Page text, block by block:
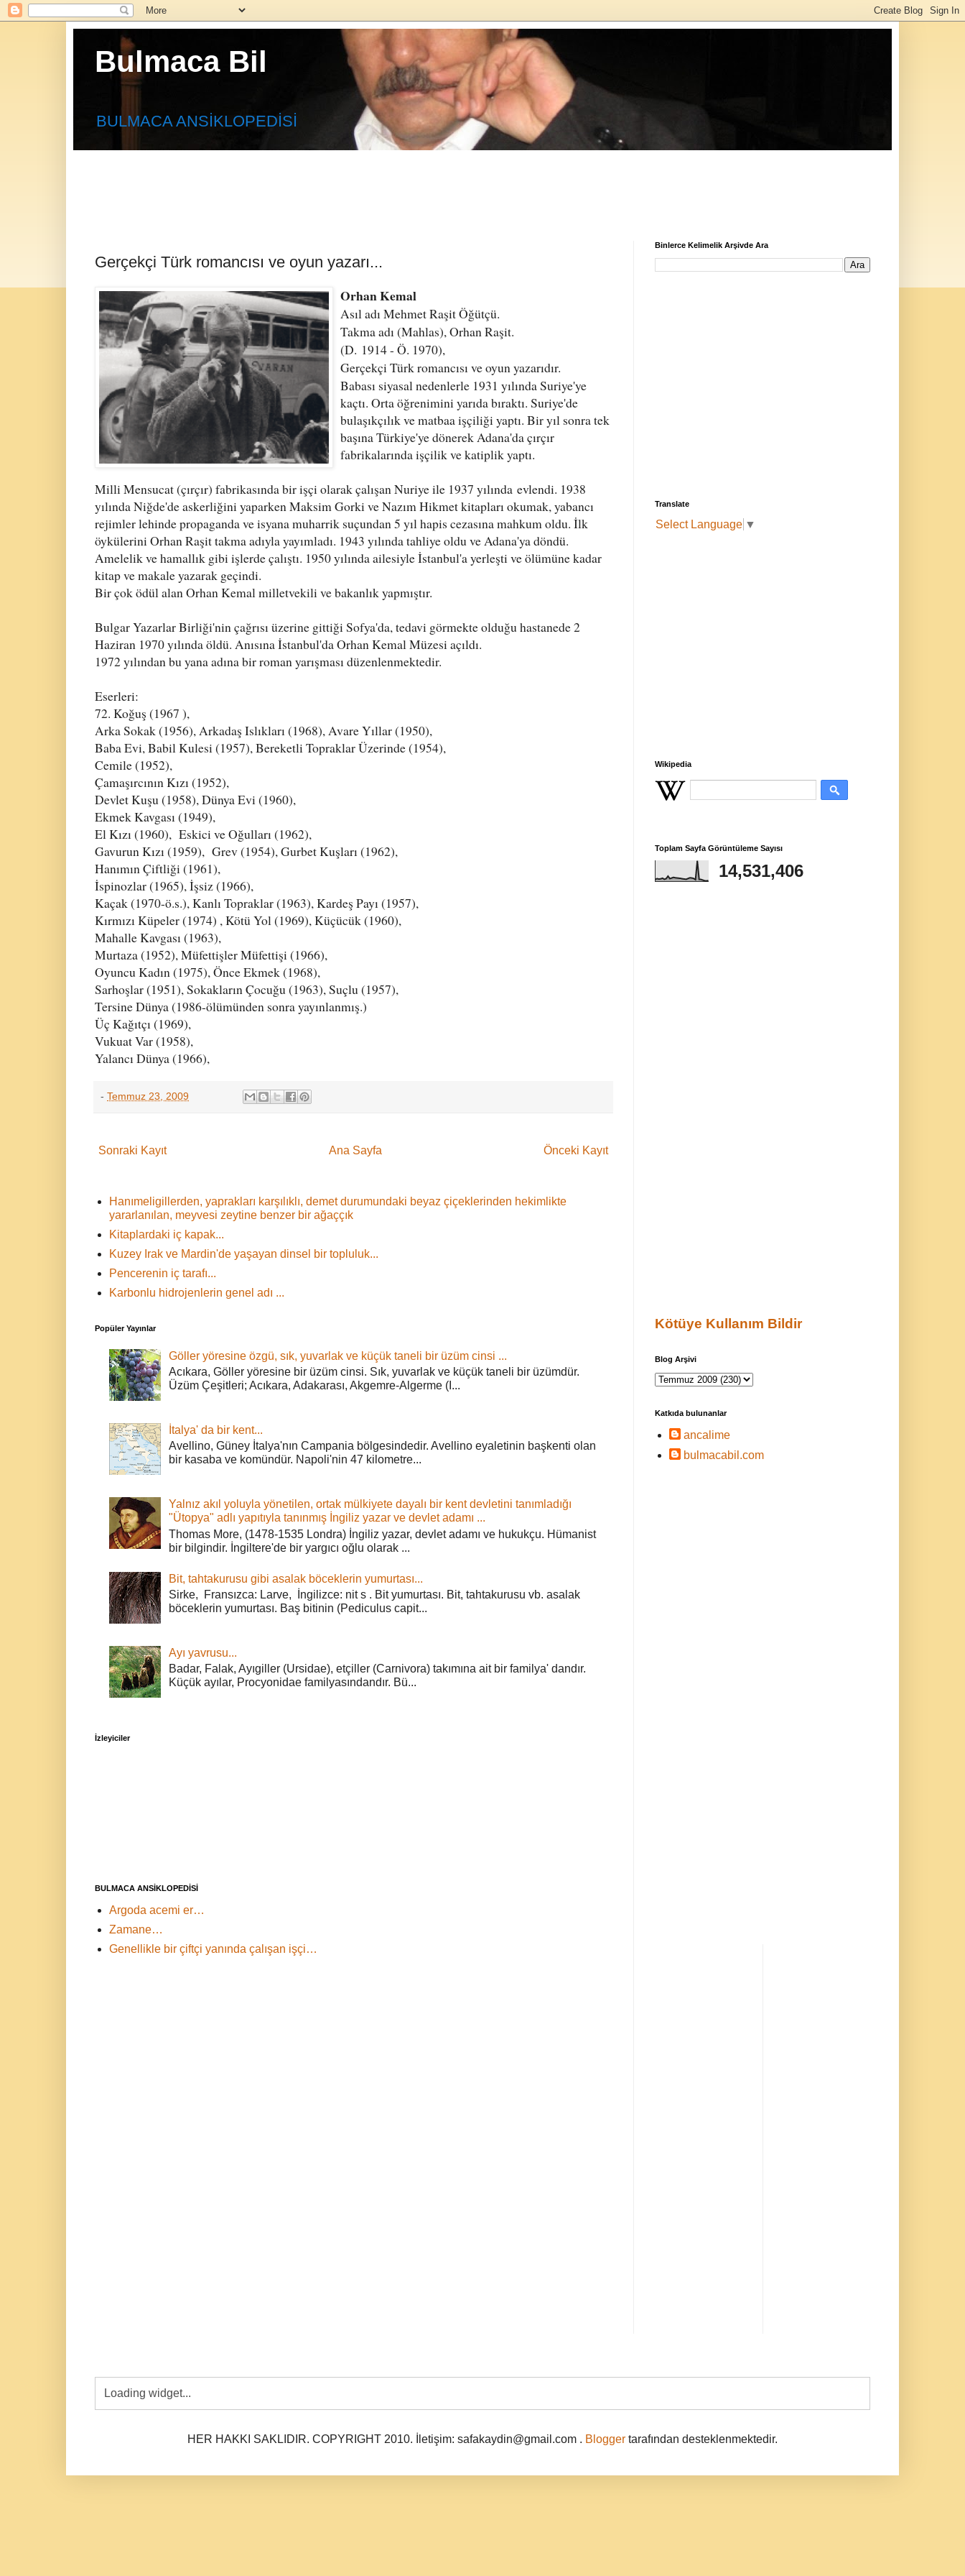
Bulmaca Bil
BULMACA ANSİKLOPEDİSİ
Gerçekçi Türk romancısı ve oyun yazarı...
Orhan Kemal
Asıl adıMehmet Raşit Öğütçü.
Takma adı (Mahlas), Orhan Raşit.
(D. 1914 - Ö. 1970),
Gerçekçi Türk romancısı ve oyun yazarıdır.
Babası siyasal nedenlerle 1931 yılında Suriye'ye
kaçtı. Orta öğrenimini yarıda bıraktı. Suriye'de
bulaşıkçılık ve matbaa işçiliği yaptı. Bir yıl sonra tek
başına Türkiye'ye dönerek Adana'da çırçır
fabrikalarında işçilik ve katiplik yaptı.
Milli Mensucat (çırçır) fabrikasında bir işçi olarak çalışan Nuriye ile 1937 yılında evlendi. 1938
yılında Niğde'de askerliğini yaparken Maksim Gorki ve Nazım Hikmet kitapları okumak, yabancı
rejimler lehinde propaganda ve isyana muharrik suçundan 5 yıl hapis cezasına mahkum oldu. İlk
öyküleriniOrhan Raşittakma adıyla yayımladı. 1943 yılında tahliye oldu ve Adana'ya döndü.
Amelelik ve hamallık gibi işlerde çalıştı. 1950 yılında ailesiyle İstanbul'a yerleşti ve ölümüne kadar
kitap ve makale yazarak geçindi.
Bir çok ödül alan Orhan Kemal milletvekili ve bakanlık yapmıştır.
Bulgar Yazarlar Birliği'nin çağrısı üzerine gittiği Sofya'da, tedavi görmekte olduğu hastanede 2
Haziran 1970 yılında öldü. Anısına İstanbul'da Orhan Kemal Müzesi açıldı.
1972 yılından bu yana adına bir roman yarışması düzenlenmektedir.
Eserleri:
72. Koğuş (1967 ),
Arka Sokak (1956), Arkadaş Islıkları (1968), Avare Yıllar (1950),
Baba Evi, Babil Kulesi (1957), Bereketli Topraklar Üzerinde (1954),
Cemile (1952),
Çamaşırcının Kızı (1952),
Devlet Kuşu (1958), Dünya Evi (1960),
Ekmek Kavgası(1949),
El Kızı(1960), Eskici ve Oğulları (1962),
Gavurun Kızı (1959), Grev (1954), Gurbet Kuşları (1962),
Hanımın Çiftliği (1961),
İspinozlar (1965), İşsiz (1966),
Kaçak (1970-ö.s.), Kanlı Topraklar (1963), Kardeş Payı (1957),
Kırmızı Küpeler (1974) , Kötü Yol (1969), Küçücük (1960),
Mahalle Kavgası (1963),
Murtaza(1952), Müfettişler Müfettişi (1966),
Oyuncu Kadın (1975), Önce Ekmek (1968),
Sarhoşlar (1951), Sokakların Çocuğu (1963), Suçlu (1957),
Tersine Dünya (1986-ölümünden sonra yayınlanmış.)
Üç Kağıtçı (1969),
Vukuat Var(1958),
Yalancı Dünya (1966),
- Temmuz 23, 2009
Sonraki Kayıt Önceki Kayıt
Ana Sayfa
Hanımeligillerden, yaprakları karşılıklı, demet durumundaki beyaz çiçeklerinden hekimlikte
yararlanılan, meyvesi zeytine benzer bir ağaççık
Kitaplardaki iç kapak...
Kuzey Irak ve Mardin'de yaşayan dinsel bir topluluk...
Pencerenin iç tarafı...
Karbonlu hidrojenlerin genel adı ...
Popüler Yayınlar
Göller yöresine özgü, sık, yuvarlak ve küçük taneli bir üzüm cinsi ...
Acıkara, Göller yöresine bir üzüm cinsi. Sık, yuvarlak ve küçük taneli bir üzümdür.
Üzüm Çeşitleri; Acıkara, Adakarası, Akgemre-Algerme (I...
İtalya' da bir kent...
Avellino, Güney İtalya'nın Campania bölgesindedir. Avellino eyaletinin başkenti olan
bir kasaba ve komündür. Napoli'nin 47 kilometre...
Yalnız akıl yoluyla yönetilen, ortak mülkiyete dayalı bir kent devletini tanımladığı
"Ütopya" adlı yapıtıyla tanınmış İngiliz yazar ve devlet adamı ...
Thomas More, (1478-1535 Londra) İngiliz yazar, devlet adamı ve hukukçu. Hümanist
bir bilgindir. İngiltere'de bir yargıcı oğlu olarak ...
Bit, tahtakurusu gibi asalak böceklerin yumurtası...
Sirke, Fransızca: Larve, İngilizce: nit s . Bit yumurtası. Bit, tahtakurusu vb. asalak
böceklerin yumurtası. Baş bitinin (Pediculus capit...
Ayı yavrusu...
Badar, Falak, Ayıgiller (Ursidae), etçiller (Carnivora) takımına ait bir familya' dandır.
Küçük ayılar, Procyonidae familyasındandır. Bü...
İzleyiciler
BULMACA ANSİKLOPEDİSİ
Argoda acemi er…
Zamane…
Genellikle bir çiftçi yanında çalışan işçi…
Binlerce Kelimelik Arşivde Ara
Translate
Select Language ▼
Wikipedia
Toplam Sayfa Görüntüleme Sayısı
14,531,406
Kötüye Kullanım Bildir
Blog Arşivi
Katkıda bulunanlar
ancalime
bulmacabil.com
HER HAKKI SAKLIDIR. COPYRIGHT 2010. İletişim: safakaydin@gmail.com . Blogger tarafından desteklenmektedir.